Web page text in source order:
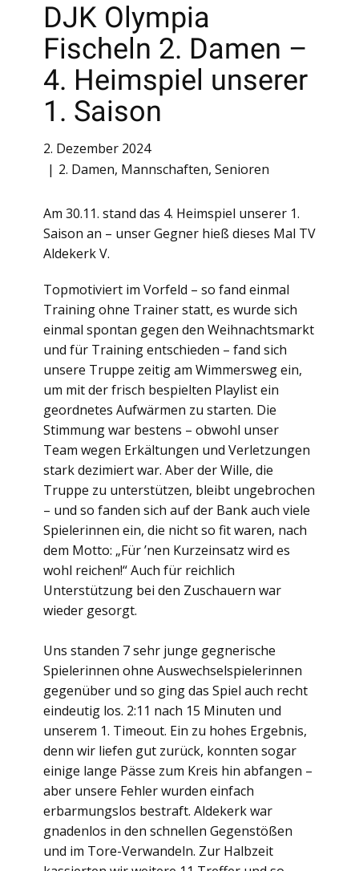
DJK Olympia
Fischeln 2. Damen –
4. Heimspiel unserer
1. Saison
2. Dezember 2024
2. Damen, Mannschaften, Senioren
Am 30.11. stand das 4. Heimspiel unserer 1.
Saison an – unser Gegner hieß dieses Mal TV
Aldekerk V.
Topmotiviert im Vorfeld – so fand einmal
Training ohne Trainer statt, es wurde sich
einmal spontan gegen den Weihnachtsmarkt
und für Training entschieden – fand sich
unsere Truppe zeitig am Wimmersweg ein,
um mit der frisch bespielten Playlist ein
geordnetes Aufwärmen zu starten. Die
Stimmung war bestens – obwohl unser
Team wegen Erkältungen und Verletzungen
stark dezimiert war. Aber der Wille, die
Truppe zu unterstützen, bleibt ungebrochen
– und so fanden sich auf der Bank auch viele
Spielerinnen ein, die nicht so fit waren, nach
dem Motto: „Für ’nen Kurzeinsatz wird es
wohl reichen!“ Auch für reichlich
Unterstützung bei den Zuschauern war
wieder gesorgt.
Uns standen 7 sehr junge gegnerische
Spielerinnen ohne Auswechselspielerinnen
gegenüber und so ging das Spiel auch recht
eindeutig los. 2:11 nach 15 Minuten und
unserem 1. Timeout. Ein zu hohes Ergebnis,
denn wir liefen gut zurück, konnten sogar
einige lange Pässe zum Kreis hin abfangen –
aber unsere Fehler wurden einfach
erbarmungslos bestraft. Aldekerk war
gnadenlos in den schnellen Gegenstößen
und im Tore-Verwandeln. Zur Halbzeit